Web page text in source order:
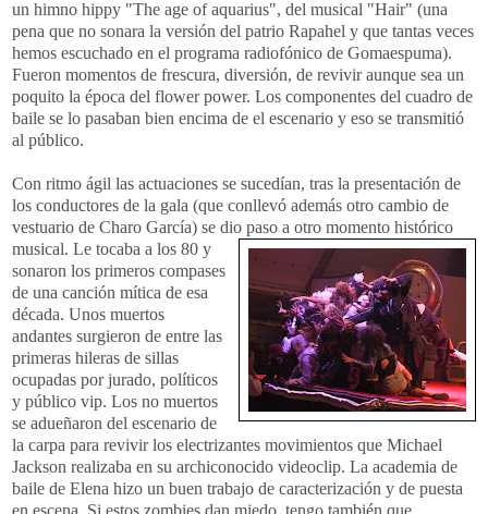
un himno hippy "The age of aquarius", del musical "Hair" (una
pena que no sonara la versión del patrio Rapahel y que tantas veces
hemos escuchado en el programa radiofónico de Gomaespuma).
Fueron momentos de frescura, diversión, de revivir aunque sea un
poquito la época del flower power. Los componentes del cuadro de
baile se lo pasaban bien encima de el escenario y eso se transmitió
al público.
Con ritmo ágil las actuaciones se sucedían, tras la presentación de
los conductores de la gala (que conllevó además otro cambio de
vestuario de Charo García) se dio paso a otro momento histórico
musical. Le tocaba a los 80 y
sonaron los primeros compases
de una canción mítica de esa
década. Unos muertos
andantes surgieron de entre las
primeras hileras de sillas
ocupadas por jurado, políticos
y público vip. Los no muertos
se adueñaron del escenario de
la carpa para revivir los electrizantes movimientos que Michael
Jackson realizaba en su archiconocido videoclip. La academia de
baile de Elena hizo un buen trabajo de caracterización y de puesta
en escena. Si estos zombies dan miedo, tengo también que